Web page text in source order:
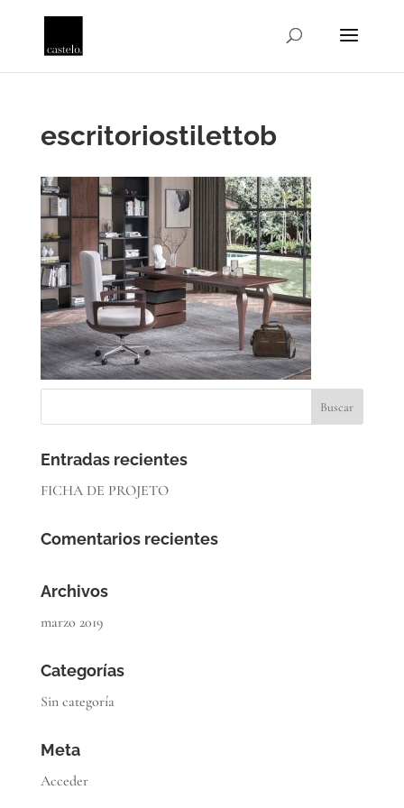
escritoriostilettob
Entradas recientes
FICHA DE PROJETO
Comentarios recientes
Archivos
marzo 2019
Categorías
Sin categoría
Meta
Acceder